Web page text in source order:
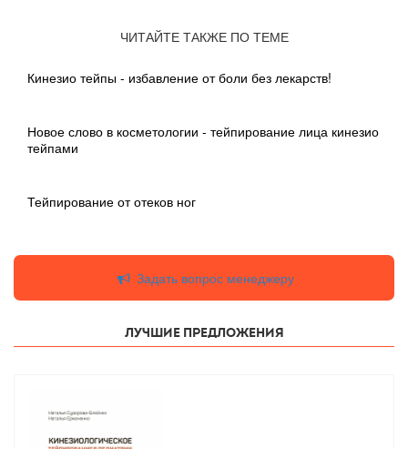
ЧИТАЙТЕ ТАКЖЕ ПО ТЕМЕ
Кинезио тейпы - избавление от боли без лекарств!
Новое слово в косметологии - тейпирование лица кинезио
тейпами
Тейпирование от отеков ног
Задать вопрос менеджеру
Лучшие предложения